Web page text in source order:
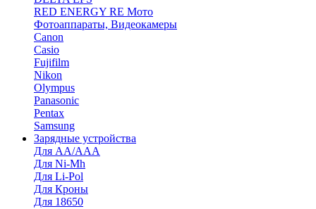
RED ENERGY RE Мото
Фотоаппараты, Видеокамеры
Canon
Casio
Fujifilm
Nikon
Olympus
Panasonic
Pentax
Samsung
Зарядные устройства
Для AA/AAA
Для Ni-Mh
Для Li-Pol
Для Кроны
Для 18650